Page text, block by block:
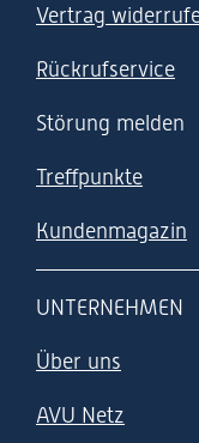
Vertrag
Rückrufservice
Störung melden
Treffpunkte
Kundenmagazin
UNTERNEHMEN
Über uns
AVU Netz